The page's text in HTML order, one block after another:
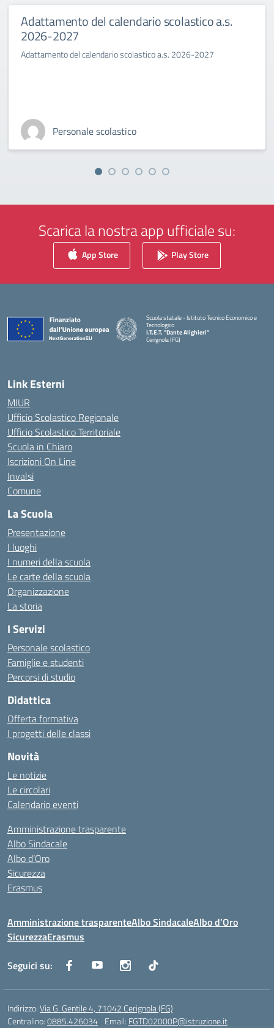
Adattamento del calendario scolastico a.s.
2026-2027
Adattamento del calendario scolastico a.s. 2026-2027
Personale scolastico
Scarica la nostra app ufficiale su:
App Store Play Store
Scuola statale - Istituto Tecnico Economico e
Tecnologico
I.T.E.T. "Dante Alighieri"
Cerignola (FG)
— Visita la pagina iniziale della scuola
Link Esterni
MIUR
Ufficio Scolastico Regionale
Ufficio Scolastico Territoriale
Scuola in Chiaro
Iscrizioni On Line
Invalsi
Comune
La Scuola
Presentazione
I luoghi
I numeri della scuola
Le carte della scuola
Organizzazione
La storia
I Servizi
Personale scolastico
Famiglie e studenti
Percorsi di studio
Didattica
Offerta formativa
I progetti delle classi
Novità
Le notizie
Le circolari
Calendario eventi
Amministrazione trasparente
Albo Sindacale
Albo d’Oro
Sicurezza
Erasmus
Amministrazione trasparenteAlbo SindacaleAlbo d’Oro
SicurezzaErasmus
Seguici su:
Indirizzo:Via G. Gentile 4, 71042 Cerignola (FG)
Centralino:0885.426034 Email: FGTD02000P@istruzione.it